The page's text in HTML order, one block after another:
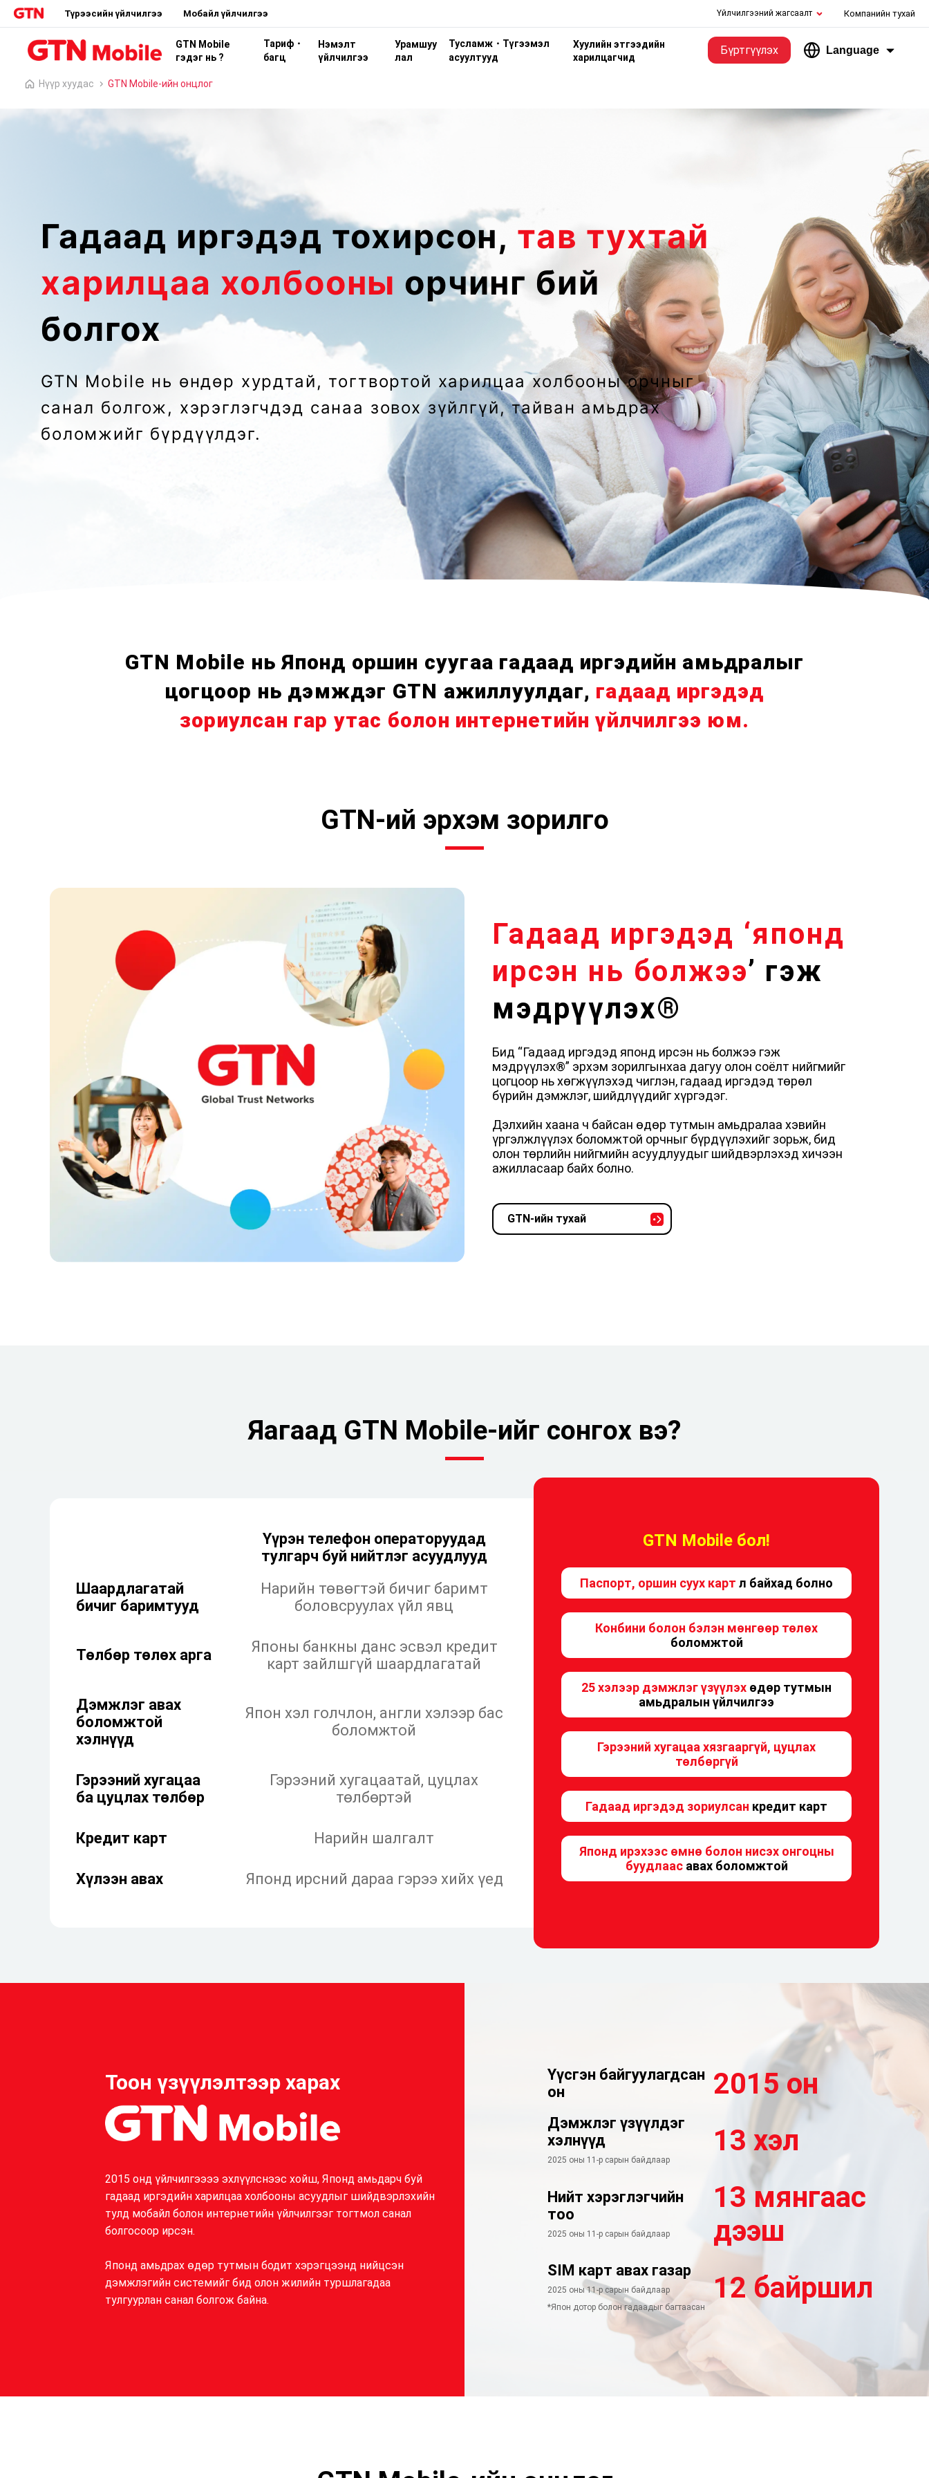
Түрээсийн үйлчилгээ Мобайл үйлчилгээ Үйлчилгээний жагсаалт Компанийн тухай
GTN Mobile
гэдэг нь ?
Тариф・
багц
Нэмэлт
үйлчилгээ
Урамшуу
лал
Тусламж・Түгээмэл
асуултууд
Хуулийн этгээдийн
харилцагчид
Бүртгүүлэх Language
Нүүр хуудас GTN Mobile-ийн онцлог
Гадаад иргэдэд тохирсон, тав тухтай
харилцаа холбооны орчинг бий
болгох
GTN Mobile нь өндөр хурдтай, тогтвортой харилцаа холбооны орчныг
санал болгож, хэрэглэгчдэд санаа зовох зүйлгүй, тайван амьдрах
боломжийг бүрдүүлдэг.
GTN Mobile нь Японд оршин суугаа гадаад иргэдийн амьдралыг
цогцоор нь дэмждэг GTN ажиллуулдаг, гадаад иргэдэд
зориулсан гар утас болон интернетийн үйлчилгээ юм.
GTN-ий эрхэм зорилго
Гадаад иргэдэд ‘японд
ирсэн нь болжээ’ гэж
мэдрүүлэх®
Бид “Гадаад иргэдэд японд ирсэн нь болжээ гэж
мэдрүүлэх®︎” эрхэм зорилгынхаа дагуу олон соёлт нийгмийг
цогцоор нь хөгжүүлэхэд чиглэн, гадаад иргэдэд төрөл
бүрийн дэмжлэг, шийдлүүдийг хүргэдэг.
Дэлхийн хаана ч байсан өдөр тутмын амьдралаа хэвийн
үргэлжлүүлэх боломжтой орчныг бүрдүүлэхийг зорьж, бид
олон төрлийн нийгмийн асуудлуудыг шийдвэрлэхэд хичээн
ажилласаар байх болно.
GTN-ийн тухай
Яагаад GTN Mobile-ийг сонгох вэ?
Үүрэн телефон операторуудад
тулгарч буй нийтлэг асуудлууд
Шаардлагатай
бичиг баримтууд
Нарийн төвөгтэй бичиг баримт
боловсруулах үйл явц
Төлбөр төлөх арга
Японы банкны данс эсвэл кредит
карт зайлшгүй шаардлагатай
Дэмжлэг авах
боломжтой
хэлнүүд
Япон хэл голчлон, англи хэлээр бас
боломжтой
Гэрээний хугацаа
ба цуцлах төлбөр
Гэрээний хугацаатай, цуцлах
төлбөртэй
Кредит карт Нарийн шалгалт
Хүлээн авах Японд ирсний дараа гэрээ хийх үед
GTN Mobile бол!
Паспорт, оршин суух карт л байхад болно
Конбини болон бэлэн мөнгөөр төлөх
боломжтой
25 хэлээр дэмжлэг үзүүлэх өдөр тутмын
амьдралын үйлчилгээ
Гэрээний хугацаа хязгааргүй, цуцлах
төлбөргүй
Гадаад иргэдэд зориулсан кредит карт
Японд ирэхээс өмнө болон нисэх онгоцны
буудлаас авах боломжтой
Тоон үзүүлэлтээр харах
2015 онд үйлчилгээээ эхлүүлснээс хойш, Японд амьдарч буй
гадаад иргэдийн харилцаа холбооны асуудлыг шийдвэрлэхийн
тулд мобайл болон интернетийн үйлчилгээг тогтмол санал
болгосоор ирсэн.
Японд амьдрах өдөр тутмын бодит хэрэгцээнд нийцсэн
дэмжлэгийн системийг бид олон жилийн туршлагадаа
тулгуурлан санал болгож байна.
Үүсгэн байгуулагдсан
он
2015 он
Дэмжлэг үзүүлдэг
хэлнүүд
2025 оны 11-р сарын байдлаар
13 хэл
Нийт хэрэглэгчийн
тоо
2025 оны 11-р сарын байдлаар
13 мянгаас
дээш
SIM карт авах газар
2025 оны 11-р сарын байдлаар
*Япон дотор болон гадаадыг багтаасан
12 байршил